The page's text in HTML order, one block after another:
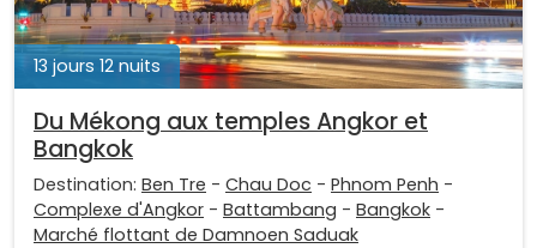
13 jours 12 nuits
Du Mékong aux temples Angkor et
Bangkok
Destination: Ben Tre - Chau Doc - Phnom Penh -
Complexe d'Angkor - Battambang - Bangkok -
Marché flottant de Damnoen Saduak